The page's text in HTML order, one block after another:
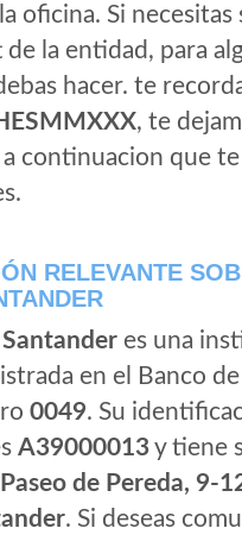
oficina. Si necesitas
la entidad, para
hacer. te
, te
continuacion que
RELEVANTE
Santander es una
en el Banco de
0049. Su
A39000013y tiene
Paseo de Pereda, 9-
. Si deseas